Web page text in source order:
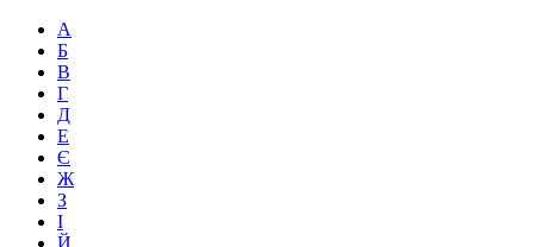
А
Б
В
Г
Д
Е
Є
Ж
З
І
Й